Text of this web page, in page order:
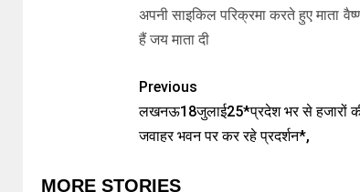
अपनी साइकिल परिक्रमा करते हुए माता
हैं जय माता दी
Previous
लखनऊ18जुलाई25*प्रदेश भर से हजारों
जवाहर भवन पर कर रहे प्रदर्शन*,
MORE STORIES